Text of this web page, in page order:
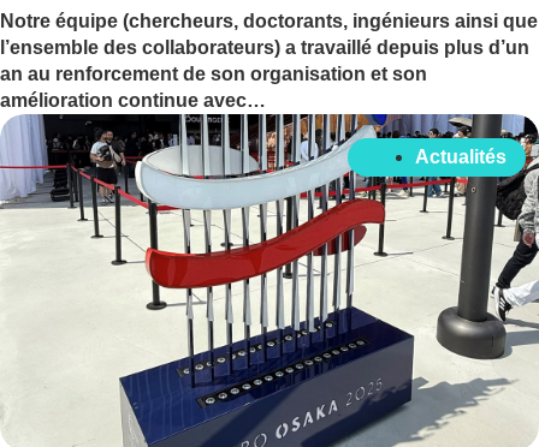
Notre équipe (chercheurs, doctorants, ingénieurs ainsi que
l’ensemble des collaborateurs) a travaillé depuis plus d’un
an au renforcement de son organisation et son
amélioration continue avec…
Actualités